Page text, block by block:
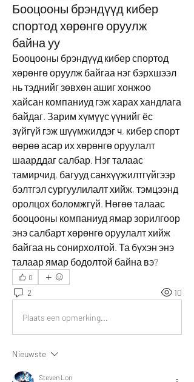
Бооцооны брэндүүд кибер
спортод хөрөнгө оруулж
байна уу
Бооцооны брэндүүд кибер спортод
хөрөнгө оруулж байгаа нэг бэрхшээл
нь тэднийг зөвхөн ашиг хонжоо
хайсан компаниуд гэж харах хандлага
байдаг. Зарим хүмүүс үүнийг ёс
зүйгүй гэж шүүмжилдэг ч, кибер спорт
өөрөө асар их хөрөнгө оруулалт
шаарддаг салбар. Нэг талаас
тамирчид, багууд санхүүжилтгүйгээр
бэлтгэл сургуулилалт хийж, тэмцээнд
оролцох боломжгүй. Нөгөө талаас
бооцооны компаниуд ямар зорилгоор
энэ салбарт хөрөнгө оруулалт хийж
байгаа нь сонирхолтой. Та бүхэн энэ
талаар ямар бодолтой байна вэ?
0
2 10
Plaats een opmerking...
Nieuwste
Steven Lon